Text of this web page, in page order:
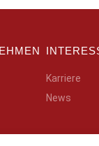
Karriere
News